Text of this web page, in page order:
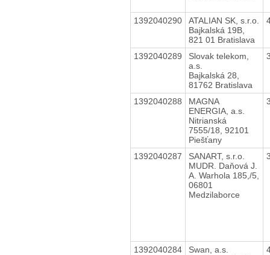
1392040290
ATALIAN SK, s.r.o.
Bajkalská 19B,
821 01 Bratislava
1392040289
Slovak telekom,
a.s.
Bajkalská 28,
81762 Bratislava
1392040288
MAGNA
ENERGIA, a.s.
Nitrianská
7555/18, 92101
Piešťany
1392040287
SANART, s.r.o.
MUDR. Daňová J.
A. Warhola 185,/5,
06801
Medzilaborce
1392040284
Swan, a.s.